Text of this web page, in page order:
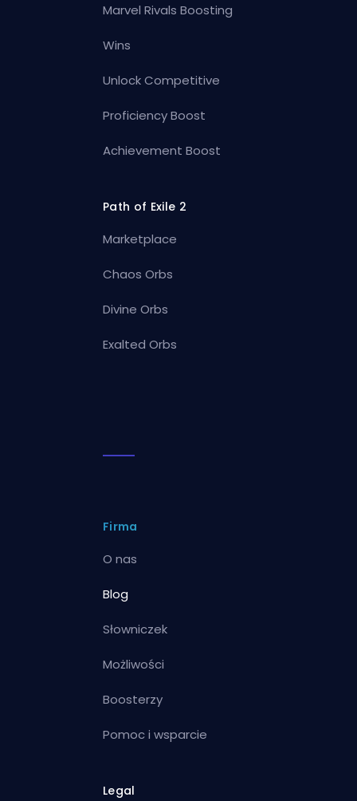
Marvel Rivals Boosting
Wins
Unlock Competitive
Proficiency Boost
Achievement Boost
Path of Exile 2
Marketplace
Chaos Orbs
Divine Orbs
Exalted Orbs
Firma
O nas
Blog
Słowniczek
Możliwości
Boosterzy
Pomoc i wsparcie
Legal